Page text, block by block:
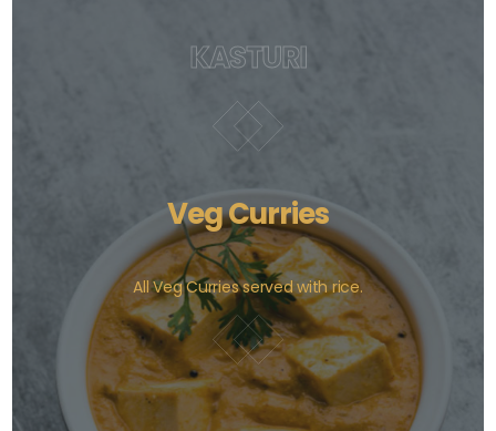
KASTURI
Veg Curries
All Veg Curries served with rice.